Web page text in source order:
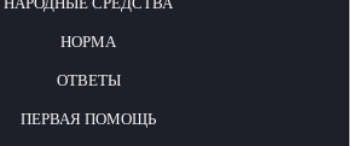
НОРМА
ОТВЕТЫ
ПЕРВАЯ ПОМОЩЬ